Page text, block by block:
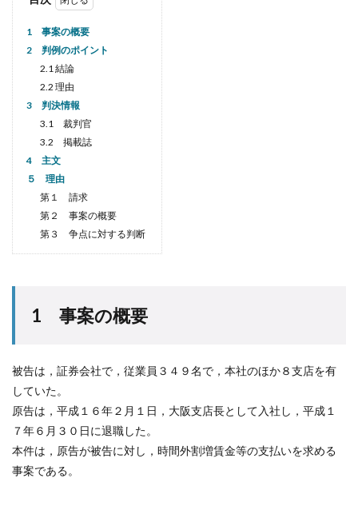
1 事案の概要
2 判例のポイント
2.1 結論
2.2 理由
3 判決情報
3.1 裁判官
3.2 掲載誌
4 主文
５ 理由
第１ 請求
第２ 事案の概要
第３ 争点に対する判断
1 事案の概要
被告は，証券会社で，従業員３４９名で，本社のほか８支店を有
していた。
原告は，平成１６年２月１日，大阪支店長として入社し，平成１
７年６月３０日に退職した。
本件は，原告が被告に対し，時間外割増賃金等の支払いを求める
事案である。